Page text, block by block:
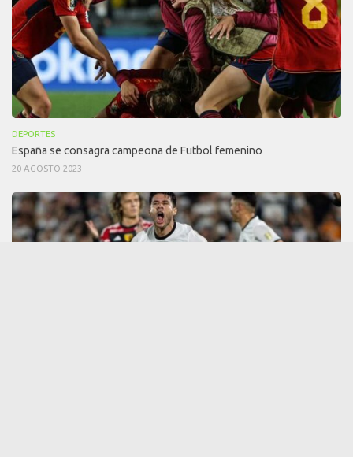
DEPORTES
España se consagra campeona de Futbol femenino
20 AGOSTO 2023